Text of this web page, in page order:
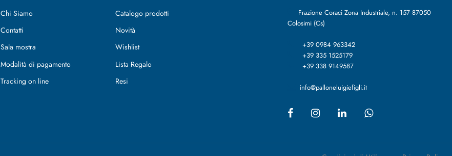
Chi Siamo
Contatti
Sala mostra
Modalità di pagamento
Tracking on line
Catalogo prodotti
Novità
Wishlist
Lista Regalo
Resi
Frazione Coraci Zona Industriale, n. 157 87050
Colosimi (Cs)
+39 0984 963342
+39 335 1525179
+39 338 9149587
info@palloneluigiefigli.it